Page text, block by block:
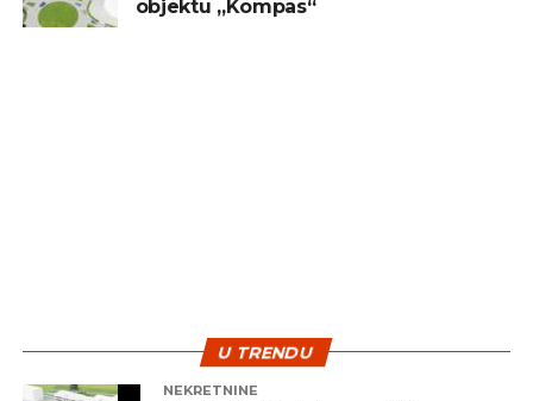
sredstvo za brzu zaradu. Ključ uspjeha leži u
objektu „Kompas“
U TRENDU
NEKRETNINE